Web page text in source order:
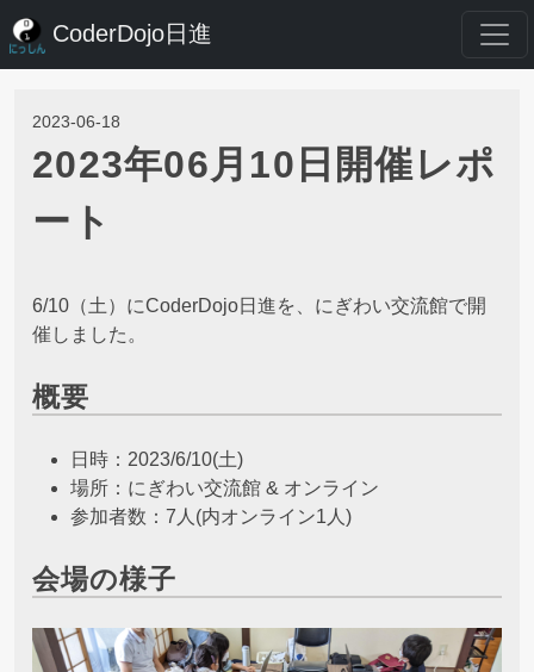
CoderDojo日進
2023-06-18
2023年06月10日開催レポ
ート
6/10（土）にCoderDojo日進を、にぎわい交流館で開
催しました。
概要
日時：2023/6/10(土)
場所：にぎわい交流館 & オンライン
参加者数：7人(内オンライン1人)
会場の様子